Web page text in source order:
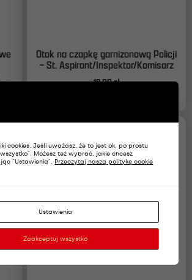
Otok na czapkę garnizonową Policji
– St. Aspirant/Inspektor/Komisarz
18,00zł
cookies. Jeśli uważasz, że to jest ok, po prostu
Możesz też wybrać, jakie chcesz
"Ustawienia". Przeczytaj naszą politykę cookie
Ustawienia
Zaakceptuj wszystko